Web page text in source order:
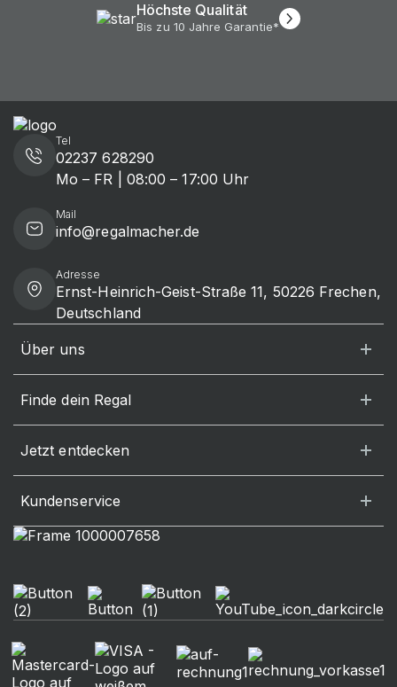
Höchste Qualität
Bis zu 10 Jahre Garantie*
Tel
02237 628290
Mo – FR | 08:00 – 17:00 Uhr
Mail
info@regalmacher.de
Adresse
Ernst-Heinrich-Geist-Straße 11, 50226 Frechen,
Deutschland
Über uns
Finde dein Regal
Jetzt entdecken
Kundenservice